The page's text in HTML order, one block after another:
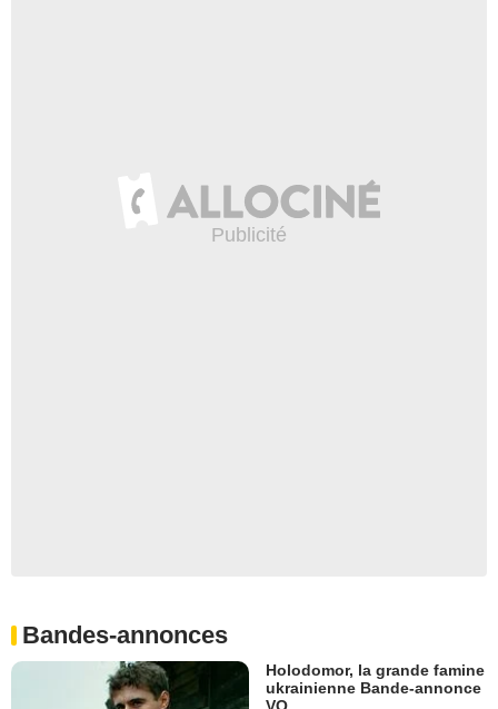
Bandes-annonces
Holodomor, la grande famine
ukrainienne Bande-annonce
VO